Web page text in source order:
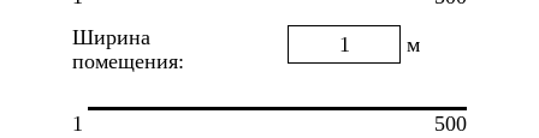
Ширина
помещения:
м
1 500